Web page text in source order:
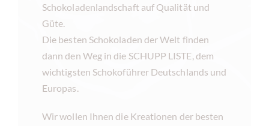
Schokoladenlandschaft auf Qualität und
Güte.
Die besten Schokoladen der Welt finden
dann den Weg in die SCHUPP LISTE, dem
wichtigsten Schokoführer Deutschlands und
Europas.
Wir wollen Ihnen die Kreationen der besten